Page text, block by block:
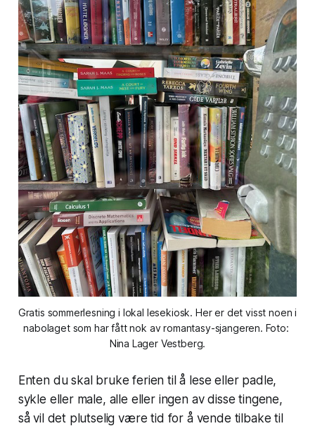
Gratis sommerlesning i lokal lesekiosk. Her er det visst noen i
nabolaget som har fått nok av romantasy-sjangeren. Foto:
Nina Lager Vestberg.
Enten du skal bruke ferien til å lese eller padle,
sykle eller male, alle eller ingen av disse tingene,
så vil det plutselig være tid for å vende tilbake til